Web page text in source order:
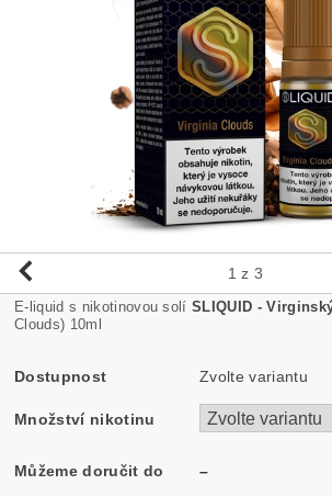
1 z 3
E-liquid s nikotinovou solíSLIQUID -
Clouds) 10ml
Dostupnost Zvolte variantu
Množství nikotinu
Můžeme doručit do –